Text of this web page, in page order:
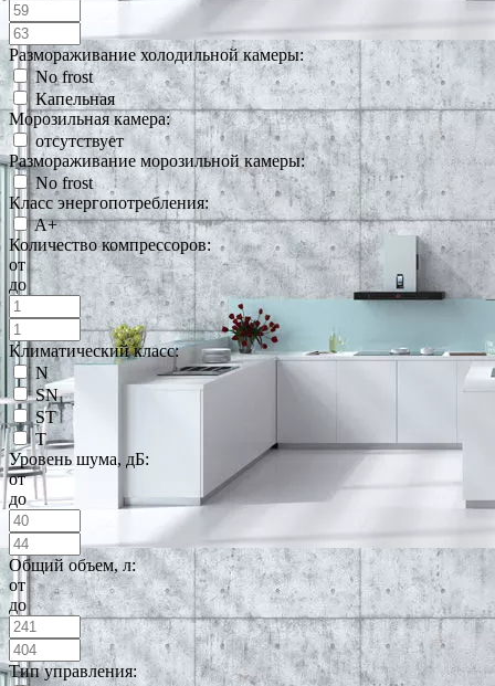
Размораживание холодильной камеры:
No frost
Капельная
Морозильная камера:
отсутствует
Размораживание морозильной камеры:
No frost
Класс энергопотребления:
A+
Количество компрессоров:
от
до
Климатический класс:
N
SN
ST
T
Уровень шума, дБ:
от
до
Общий объем, л:
от
до
Тип управления: